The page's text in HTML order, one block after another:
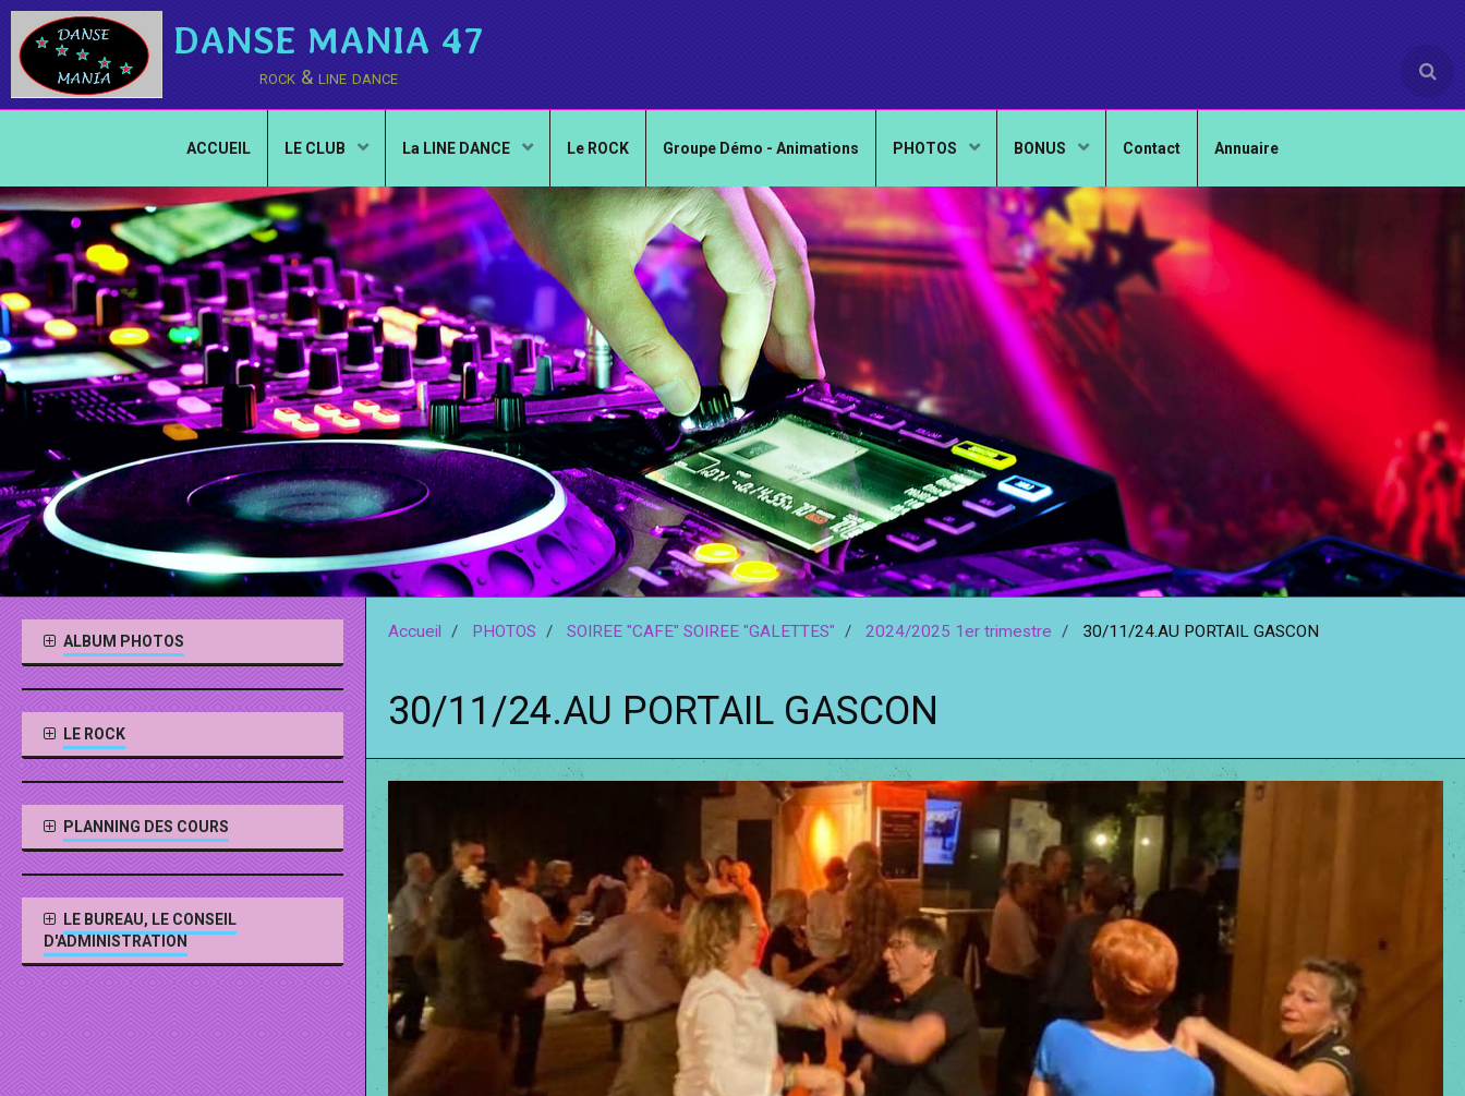
DANSE MANIA 47
rock & line dance
ACCUEIL LE CLUB La LINE DANCE Le ROCK Groupe Démo - Animations PHOTOS BONUS Contact Annuaire
Accueil PHOTOS SOIREE "CAFE" SOIREE "GALETTES" 2024/2025 1er trimestre 30/11/24.AU PORTAIL GASCON
30/11/24.AU PORTAIL GASCON
ALBUM PHOTOS
LE ROCK
PLANNING DES COURS
LE BUREAU, LE CONSEIL
D'ADMINISTRATION